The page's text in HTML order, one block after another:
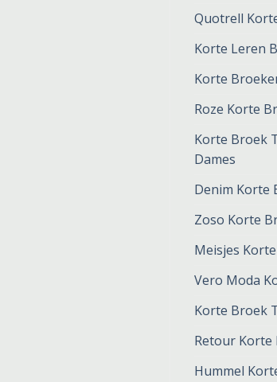
Quotrell
Korte Leren
Korte
Roze Korte
Korte Broek
Dames
Denim Korte
Zoso Korte
Meisjes
Vero Moda
Korte Broek
Retour Korte
Hummel